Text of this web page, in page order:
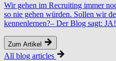
Wir gehen im Recruiting immer
so nie gehen würden. Sollen wir
kennenlernen?– Der Blog sagt: JA!
Zum Artikel
All blog articles